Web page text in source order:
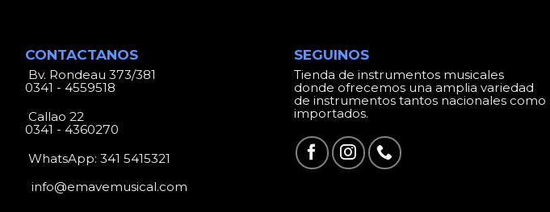
CONTACTANOS
Bv. Rondeau 373/381
0341 - 4559518
Callao 22
0341 - 4360270
WhatsApp:341 5415321
info@emavemusical.com
SEGUINOS
Tienda de instrumentos musicales
donde ofrecemos una amplia variedad
de instrumentos tantos nacionales como
importados.